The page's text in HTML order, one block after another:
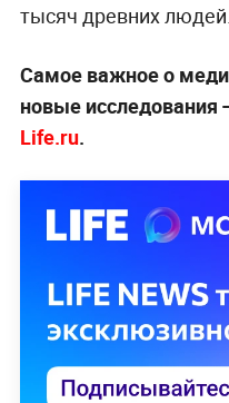
тысяч древних
Самое важное о
новые исследования
Life.ru.